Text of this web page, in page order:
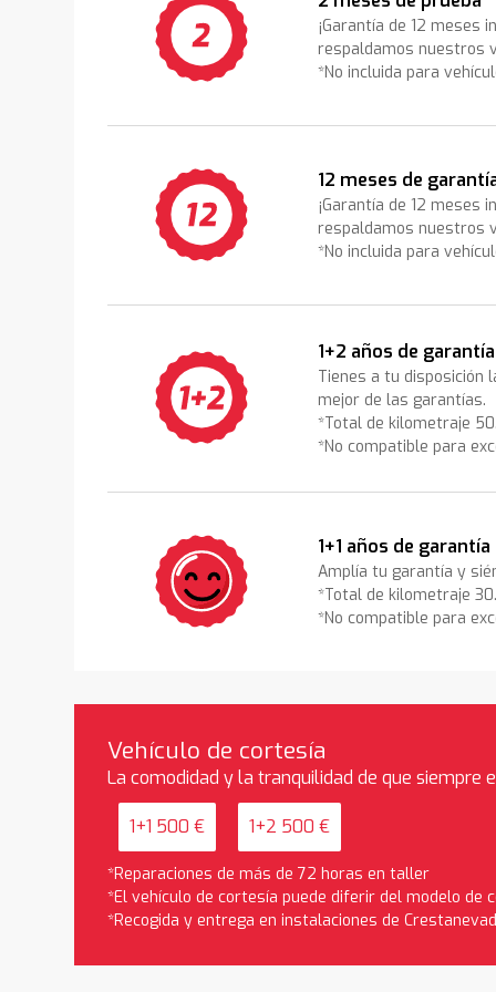
¡Garantía de 12 meses
respaldamos nuestros
*No incluida para
12 meses de
¡Garantía de 12 meses
respaldamos nuestros
*No incluida para
1+2 años de garantía
Tienes a tu disposición
mejor de las garantías.
*Total de kilometraje
*No compatible para
1+1 años de garantía
Amplía tu garantía y
*Total de kilometraje
*No compatible para
Vehículo de cortesía
La comodidad y la tranquilidad de que siempre
1+1 500 € 1+2 500 €
*Reparaciones de más de 72 horas en taller
*El vehículo de cortesía puede diferir del modelo de
*Recogida y entrega en instalaciones de